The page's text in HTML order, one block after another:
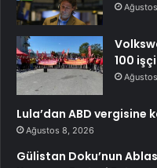
100
Lula’dan ABD vergisine
Ağustos 8, 2026
Gülistan Doku’nun